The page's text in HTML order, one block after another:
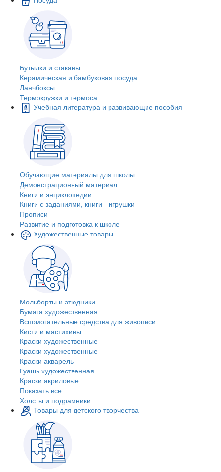
Бутылки и стаканы
Керамическая и бамбуковая посуда
Ланчбоксы
Термокружки и термоса
Учебная литература и развивающие пособия
Обучающие материалы для школы
Демонстрационный материал
Книги и энциклопедии
Книги с заданиями, книги - игрушки
Прописи
Развитие и подготовка к школе
Художественные товары
Мольберты и этюдники
Бумага художественная
Вспомогательные средства для живописи
Кисти и мастихины
Краски художественные
Краски художественные
Краски акварель
Гуашь художественная
Краски акриловые
Показать все
Холсты и подрамники
Товары для детского творчества